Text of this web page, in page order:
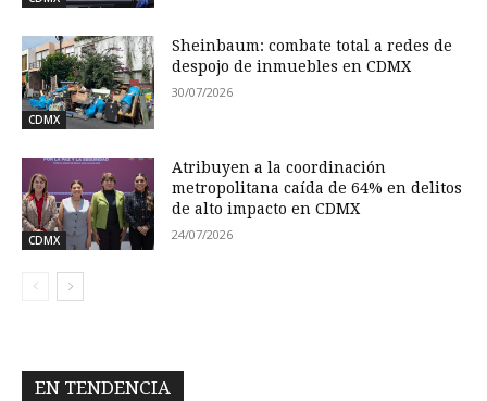
CDMX
Sheinbaum: combate total a redes de
despojo de inmuebles en CDMX
30/07/2026
CDMX
Atribuyen a la coordinación
metropolitana caída de 64% en delitos
de alto impacto en CDMX
24/07/2026
EN TENDENCIA